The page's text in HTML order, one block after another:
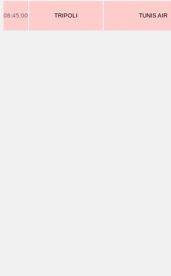
08:45:00 TRIPOLI TUNIS AIR